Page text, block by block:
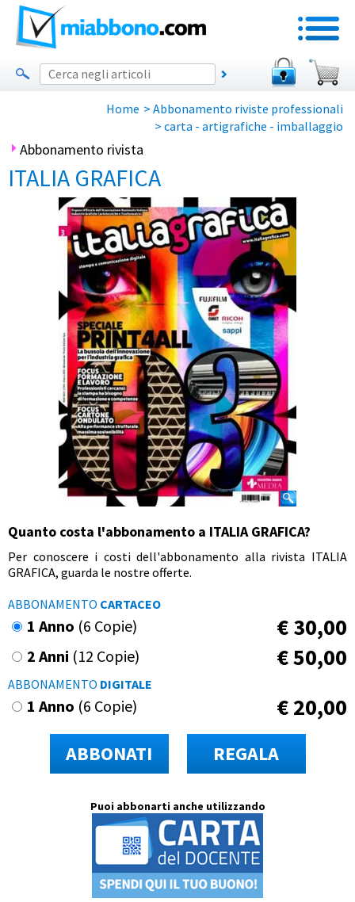
Home > Abbonamento riviste professionali
> carta - artigrafiche - imballaggio
Abbonamento rivista
ITALIA GRAFICA
Quanto costa l'abbonamento a ITALIA GRAFICA?
Per conoscere i costi dell'abbonamento alla rivista ITALIA
GRAFICA, guarda le nostre offerte.
ABBONAMENTO CARTACEO
1 Anno (6 Copie) €30,00
2 Anni (12 Copie) €50,00
ABBONAMENTO DIGITALE
1 Anno (6 Copie) €20,00
ABBONATI REGALA
Puoi abbonarti anche utilizzando